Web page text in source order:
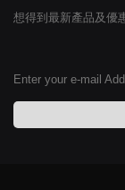
想得到最新產品及優
Enter your e-mail